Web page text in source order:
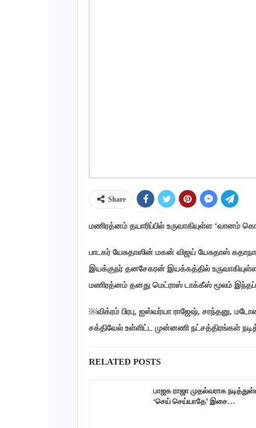
Share
மணிரத்னம் தயாரிப்பில் உருவாகியுள்ள ‘வானம்
பாடகர் யேசுதாஸின் மகன் விஜய் யேசுதாஸ்
இயக்குநர் தனசேகரன் இயக்கத்தில்
மணிரத்னம் தனது மெட்ராஸ் டாக்கீஸ் மூலம் இந்தப்
￼விக்ரம் பிரபு, ஐஸ்வர்யா ராஜேஷ், சாந்தனு,
சக்திவேல் உள்ளிட்ட முன்னணி நட்சத்திரங்கள்
RELATED POSTS
பாஜக ராஜா முதல்வராக
‘செய் செய்யாதே’ இசை…